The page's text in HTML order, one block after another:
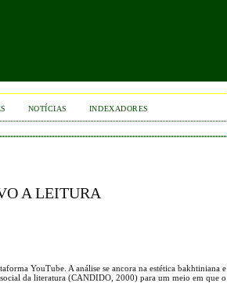
NOTÍCIAS INDEXADORES
A LEITURA
YouTube. A análise se ancora na estética bakhtiniana e
da literatura (CANDIDO, 2000) para um meio em que o